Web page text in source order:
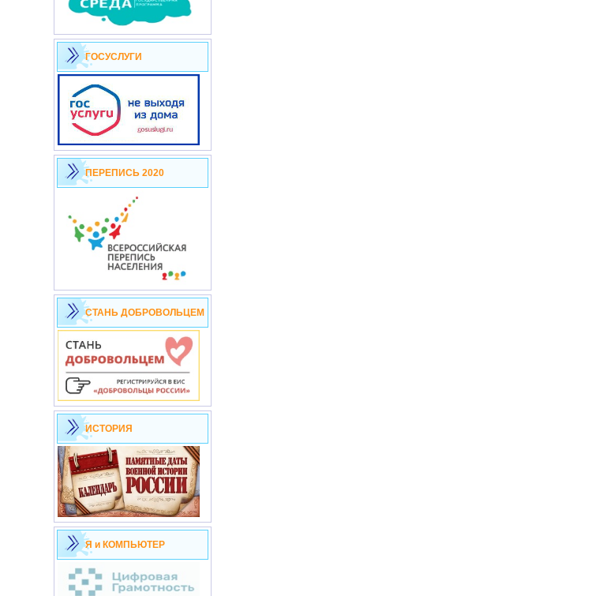
ГОСУСЛУГИ
ПЕРЕПИСЬ 2020
СТАНЬ ДОБРОВОЛЬЦЕМ
ИСТОРИЯ
Я и КОМПЬЮТЕР